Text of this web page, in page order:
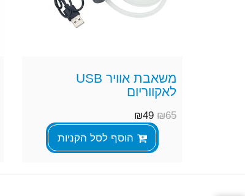
משאבת אוויר USB
לאקווריום
₪65
₪49
הוסף לסל הקניות